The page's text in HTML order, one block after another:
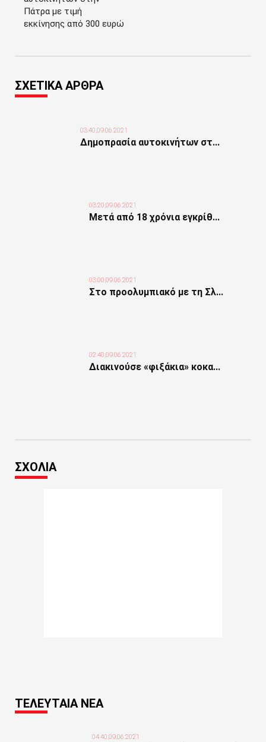
Πάτρα με τιμή
εκκίνησης από 300 ευρώ
ΣΧΕΤΙΚΑ ΑΡΘΡΑ
03:40,09.06.2021
Δημοπρασία αυτοκινήτων στ...
03:20,09.06.2021
Μετά από 18 χρόνια εγκρίθ...
03:00,09.06.2021
Στο προολυμπιακό με τη Σλ...
02:40,09.06.2021
Διακινούσε «φιξάκια» κοκα...
ΣΧΟΛΙΑ
ΤΕΛΕΥΤΑΙΑ ΝΕΑ
04:40,09.06.2021